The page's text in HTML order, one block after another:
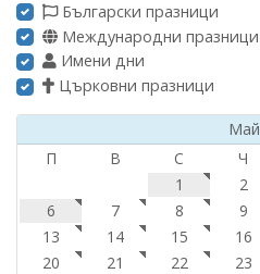
Български празници
Международни празници
Имени дни
Църковни празници
Май
П
В С Ч
1
2
6
7 8 9
13
14 15 16
20
21 22 23